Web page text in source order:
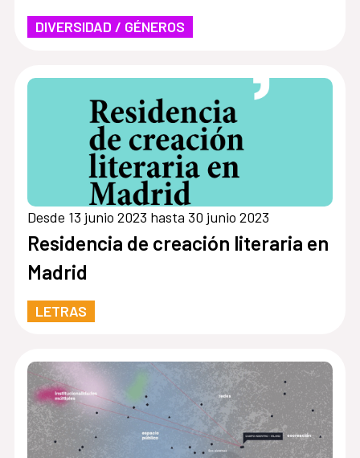
DIVERSIDAD / GÉNEROS
Desde 13 junio 2023 hasta 30 junio 2023
Residencia de creación literaria en
Madrid
LETRAS